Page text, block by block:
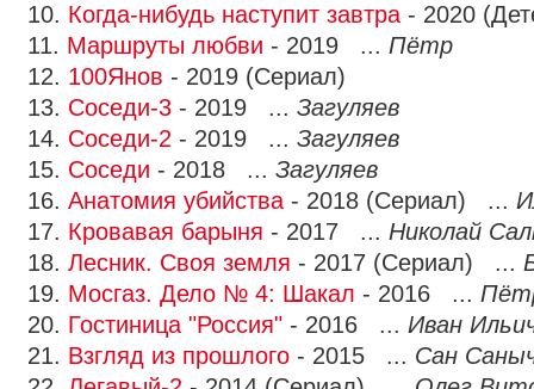
10. Когда-нибудь наступит завтра - 2020
11. Маршруты любви - 2019 ... Пётр
12. 100Янов - 2019 (Сериал)
13. Соседи-3 - 2019 ... Загуляев
14. Соседи-2 - 2019 ... Загуляев
15. Соседи - 2018 ... Загуляев
16. Анатомия убийства - 2018 (Сериал) ...
17. Кровавая барыня - 2017 ... Николай
18. Лесник. Своя земля - 2017 (Сериал) ...
19. Мосгаз. Дело № 4: Шакал - 2016 ...
20. Гостиница "Россия" - 2016 ... Иван
21. Взгляд из прошлого - 2015 ... Сан